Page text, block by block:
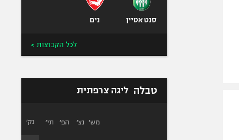
סנט אטיין נים
לכל הקבוצות >
טבלה ליגה צרפתית
מש׳ נצ׳ הפ׳ תי׳ נק׳